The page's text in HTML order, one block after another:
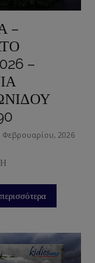
–
–
Φεβρουαρίου, 2026